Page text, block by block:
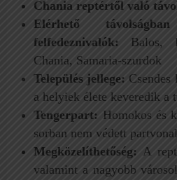
Chania reptértől való
Elérhető
felfedeznivalók: Balos,
Chania, Samaria-szurdok
Település jellege: Csendes
a helyiek élete keveredik a
Tengerpart: Homokos és
sorban nem védett partvonal
Megközelíthetőség: A
valamint a nagyobb